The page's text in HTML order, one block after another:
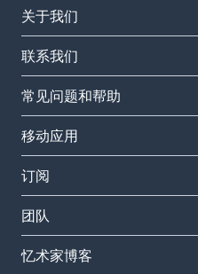
关于我们
联系我们
常见问题和帮助
移动应用
订阅
团队
忆术家博客